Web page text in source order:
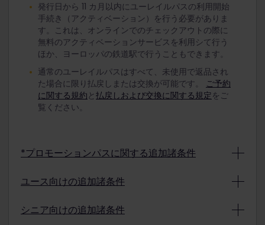
発行日から 11 カ月以内にユーレイルパスの利用開始
手続き（アクティベーション）を行う必要がありま
す。これは、オンラインでのチェックアウトの際に
無料のアクティベーションサービスを利用シて行う
ほか、ヨーロッパの鉄道駅で行うこともできます。
通常のユーレイルパスはすべて、未使用で返品され
た場合に限り払戻しまたは交換が可能です。 ご予約
に関する規約 と払戻しおよび交換に関する規定をご
覧ください。
*プロモーションパスに関する追加諸条件
プロモーションの条件により、プロモーションで購
入されたユーレイルパスは払戻しおよび交換の対象
ンパスの払戻しや交換が可能かどうかはお支払いの
ユース向けの追加諸条件
割引料金のユースパスを利用する方は、旅行開始日
に選択した日時点で 12 歳から 27 歳まででなければ
シニア向けの追加諸条件